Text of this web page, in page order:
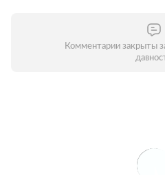
Комментарии закрыты